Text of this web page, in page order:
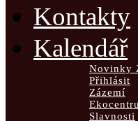
Kontakty
Kalendář
Novinky
Přihlásit
Zázemí
Slavnosti